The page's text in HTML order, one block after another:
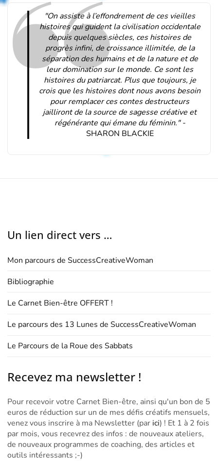
"On assiste à l’effondrement de ces vieilles
histoires qui guident la civilisation occidentale
depuis quelques siècles, ces histoires de
progrès infini, de croissance illimitée, de la
séparation des humains et de la nature et de
leur domination sur le monde. Ce sont les
histoires du patriarcat. Plus que toujours, je
crois que les histoires dont nous avons besoin
pour remplacer ces contes destructeurs
jailliront de la source de sagesse créative et
régénérante qui émane du féminin." -
SHARON BLACKIE
Un lien direct vers …
Mon parcours de SuccessCreativeWoman
Bibliographie
Le Carnet Bien-être OFFERT !
Le parcours des 13 Lunes de SuccessCreativeWoman
Le Parcours de la Roue des Sabbats
Recevez ma newsletter !
Pour recevoir votre Carnet Bien-être, ainsi qu'un bon de 5
euros de réduction sur un de mes défis créatifs mensuels,
venez vous inscrire à ma Newsletter (par ici) ! Et 1 à 2 fois
par mois, vous recevrez des infos : de nouveaux ateliers,
de nouveaux programmes de coaching, des articles et
outils intéressants ;-)